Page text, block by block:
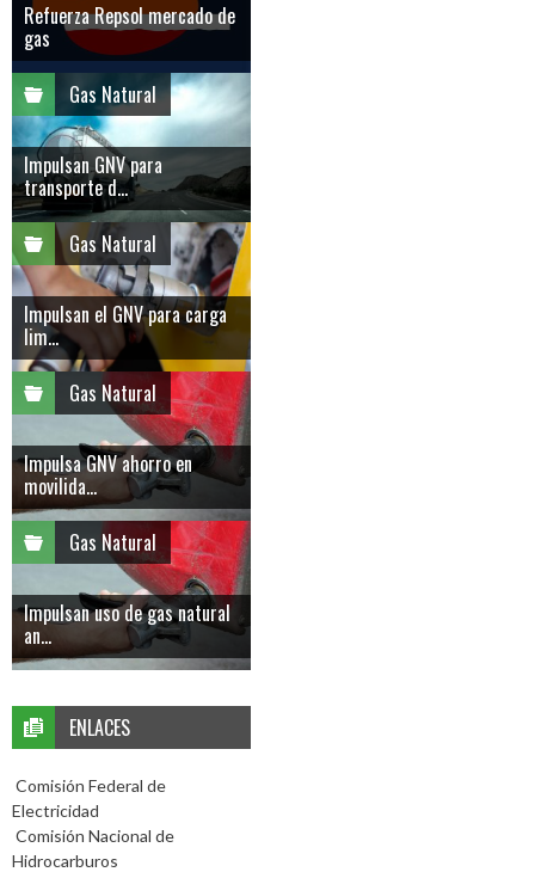
Refuerza Repsol mercado de
gas
Gas Natural
Impulsan GNV para
transporte d...
Gas Natural
Impulsan el GNV para carga
lim...
Gas Natural
Impulsa GNV ahorro en
movilida...
Gas Natural
Impulsan uso de gas natural
an...
ENLACES
Comisión Federal de
Electricidad
Comisión Nacional de
Hidrocarburos